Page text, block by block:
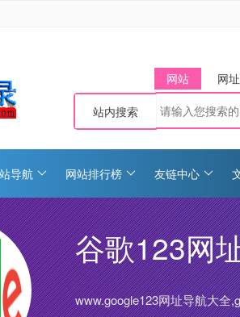
网站 网址
站内搜索
导航 网站排行榜 友链中心
谷歌123网
www.google123网址导航大全